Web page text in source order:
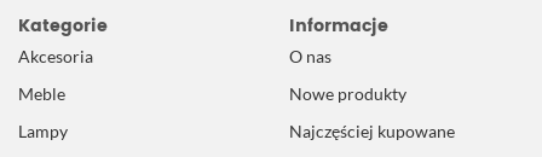
Kategorie
Akcesoria
Meble
Lampy
Informacje
O nas
Nowe produkty
Najczęściej kupowane